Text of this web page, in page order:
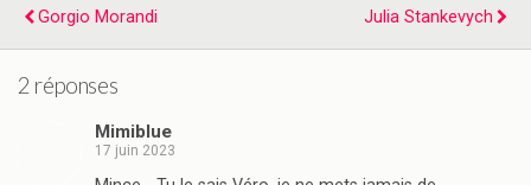
Gorgio Morandi
Julia Stankevych
2 réponses
Mimiblue
17 juin 2023